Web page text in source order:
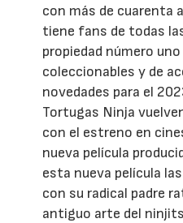
con más de cuarenta
tiene fans de todas
propiedad número
coleccionables y de
novedades para el
Tortugas Ninja
con el estreno en
nueva película
esta nueva película
con su radical padre
antiguo arte del